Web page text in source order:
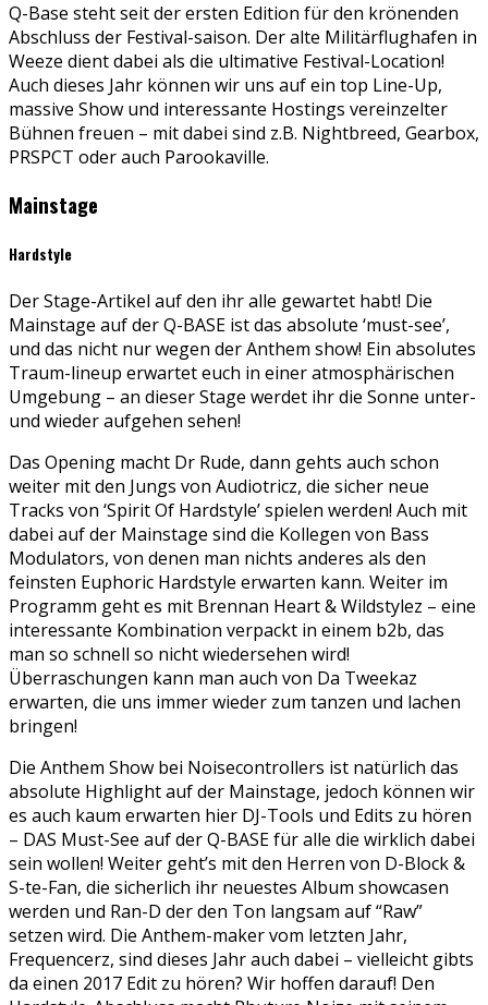
Q-Base steht seit der ersten Edition für den krönenden
Abschluss der Festival-saison. Der alte Militärflughafen in
Weeze dient dabei als die ultimative Festival-Location!
Auch dieses Jahr können wir uns auf ein top Line-Up,
massive Show und interessante Hostings vereinzelter
Bühnen freuen – mit dabei sind z.B. Nightbreed, Gearbox,
PRSPCT oder auch Parookaville.
Mainstage
Hardstyle
Der Stage-Artikel auf den ihr alle gewartet habt! Die
Mainstage auf der Q-BASE ist das absolute ‘must-see’,
und das nicht nur wegen der Anthem show! Ein absolutes
Traum-lineup erwartet euch in einer atmosphärischen
Umgebung – an dieser Stage werdet ihr die Sonne unter-
und wieder aufgehen sehen!
Das Opening macht Dr Rude, dann gehts auch schon
weiter mit den Jungs von Audiotricz, die sicher neue
Tracks von ‘Spirit Of Hardstyle’ spielen werden! Auch mit
dabei auf der Mainstage sind die Kollegen von Bass
Modulators, von denen man nichts anderes als den
feinsten Euphoric Hardstyle erwarten kann. Weiter im
Programm geht es mit Brennan Heart & Wildstylez – eine
interessante Kombination verpackt in einem b2b, das
man so schnell so nicht wiedersehen wird!
Überraschungen kann man auch von Da Tweekaz
erwarten, die uns immer wieder zum tanzen und lachen
bringen!
Die Anthem Show bei Noisecontrollers ist natürlich das
absolute Highlight auf der Mainstage, jedoch können wir
es auch kaum erwarten hier DJ-Tools und Edits zu hören
– DAS Must-See auf der Q-BASE für alle die wirklich dabei
sein wollen! Weiter geht’s mit den Herren von D-Block &
S-te-Fan, die sicherlich ihr neuestes Album showcasen
werden und Ran-D der den Ton langsam auf “Raw”
setzen wird. Die Anthem-maker vom letzten Jahr,
Frequencerz, sind dieses Jahr auch dabei – vielleicht gibts
da einen 2017 Edit zu hören? Wir hoffen darauf! Den